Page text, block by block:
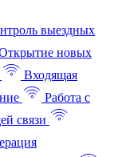
выездных
новых
Входящая
Работа с
связи